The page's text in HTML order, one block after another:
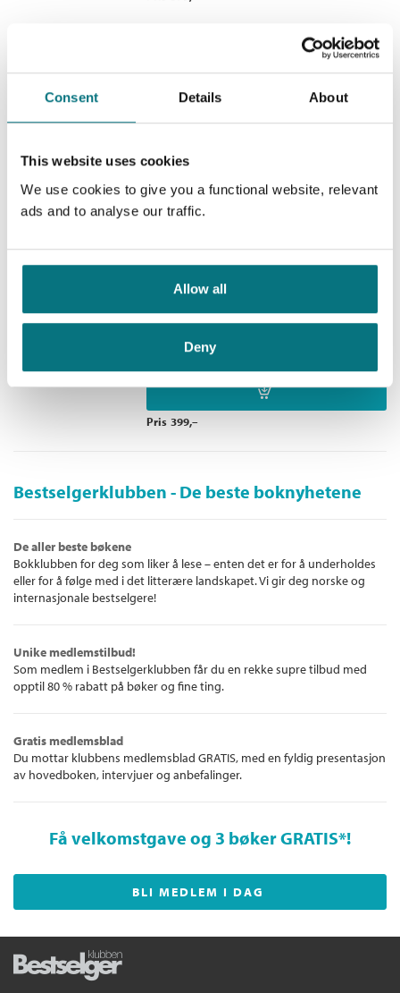
Consent Details About
This website uses cookies
We use cookies to give you a functional website, relevant
ads and to analyse our traffic.
Allow all
Deny
Exit
Belinda Bauer
Pris 399,–
Sannheten om livet og døden
Belinda Bauer
Nedlastbar lydbok
Pris 399,–
Bestselgerklubben - De beste boknyhetene
De aller beste bøkene
Bokklubben for deg som liker å lese – enten det er for å underholdes
eller for å følge med i det litterære landskapet. Vi gir deg norske og
internasjonale bestselgere!
Unike medlemstilbud!
Som medlem i Bestselgerklubben får du en rekke supre tilbud med
opptil 80 % rabatt på bøker og fine ting.
Gratis medlemsblad
Du mottar klubbens medlemsblad GRATIS, med en fyldig presentasjon
av hovedboken, intervjuer og anbefalinger.
Få velkomstgave og 3 bøker GRATIS*!
BLI MEDLEM I DAG